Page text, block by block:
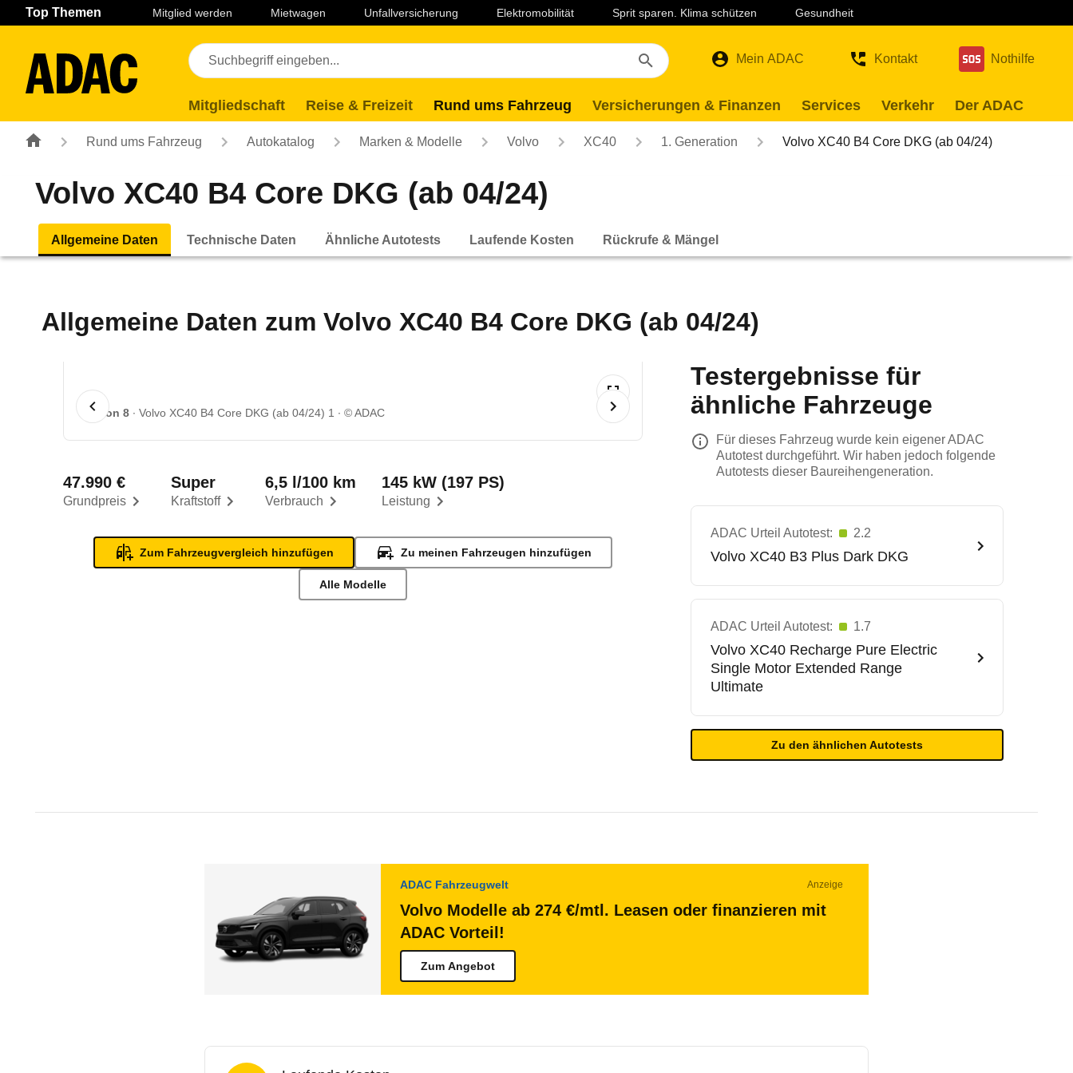
Navigation Seiteninhalt Fußzeile
Top Themen Mitglied werden Mietwagen Unfallversicherung Elektromobilität Sprit sparen. Klima schützen Gesundheit
Mein ADAC Kontakt Nothilfe
Mitgliedschaft Reise & Freizeit Rund ums Fahrzeug Versicherungen & Finanzen Services Verkehr Der ADAC
Rund ums Fahrzeug Autokatalog Marken & Modelle Volvo XC40 1. Generation Volvo XC40 B4 Core DKG (ab 04/24)
Volvo XC40 B4 Core DKG (ab 04/24)
Allgemeine Daten Technische Daten Ähnliche Autotests Laufende Kosten Rückrufe & Mängel
Allgemeine Daten zum Volvo XC40 B4 Core DKG (ab 04/24)
1 von 8 Volvo XC40 B4 Core DKG (ab 04/24) 1 © ADAC
Grundpreis
47.990 €
Kraftstoff
Super
Verbrauch
6,5 l/100 km
Leistung
145 kW (197 PS)
Zum Fahrzeugvergleich hinzufügen Zu meinen Fahrzeugen hinzufügen
Alle Modelle
Testergebnisse für
ähnliche Fahrzeuge
Für dieses Fahrzeug wurde kein eigener ADAC
Autotest durchgeführt. Wir haben jedoch folgende
Autotests dieser Baureihengeneration.
ADAC Urteil Autotest: 2.2
Volvo XC40 B3 Plus Dark DKG
ADAC Urteil Autotest: 1.7
Volvo XC40 Recharge Pure Electric
Single Motor Extended Range
Ultimate
Zu den ähnlichen Autotests
ADAC Fahrzeugwelt Anzeige
Volvo Modelle ab 274 €/mtl. Leasen oder finanzieren mit
ADAC Vorteil!
Zum Angebot